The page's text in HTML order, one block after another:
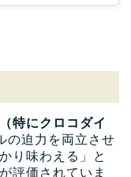
特にクロコダイ
の迫力を両立させ
り味わえる」と
評価されていま